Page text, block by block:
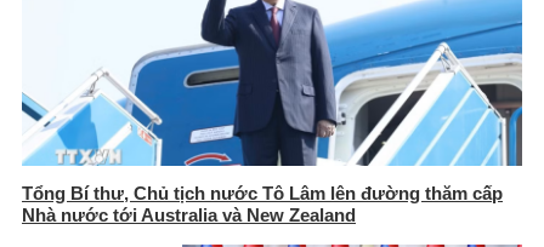
Tổng Bí thư, Chủ tịch nước Tô Lâm lên đường thăm cấp
Nhà nước tới Australia và New Zealand